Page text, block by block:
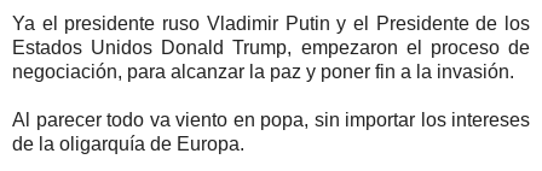
Ya el presidente ruso Vladimir Putin y el Presidente de los
Estados Unidos Donald Trump, empezaron el proceso de
negociación, para alcanzar la paz y poner fin a la invasión.
Al parecer todo va viento en popa, sin importar los intereses
de la oligarquía de Europa.